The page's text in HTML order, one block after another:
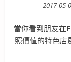
2017-05-
當你看到朋友在
照價值的特色店